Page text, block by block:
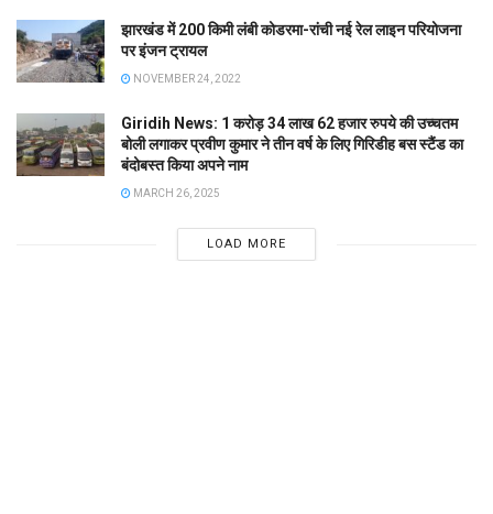
झारखंड में 200 किमी लंबी कोडरमा-रांची नई रेल लाइन परियोजना
पर इंजन ट्रायल
NOVEMBER 24, 2022
Giridih News: 1 करोड़ 34 लाख 62 हजार रुपये की उच्चतम
बोली लगाकर प्रवीण कुमार ने तीन वर्ष के लिए गिरिडीह बस स्टैंड का
बंदोबस्त किया अपने नाम
MARCH 26, 2025
LOAD MORE